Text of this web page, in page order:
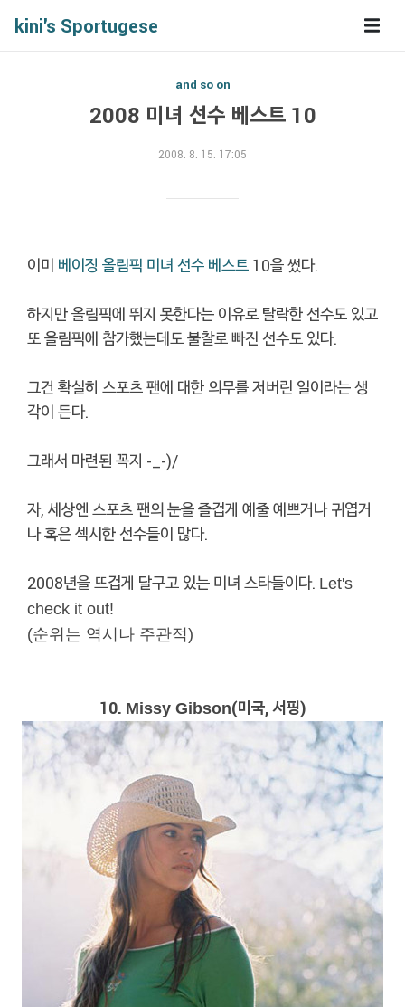
kini's Sportugese
and so on
2008 미녀 선수 베스트 10
2008. 8. 15. 17:05
이미 베이징 올림픽 미녀 선수 베스트 10을 썼다.
하지만 올림픽에 뛰지 못한다는 이유로 탈락한 선수도 있고
또 올림픽에 참가했는데도 불찰로 빠진 선수도 있다.
그건 확실히 스포츠 팬에 대한 의무를 저버린 일이라는 생
각이 든다.
그래서 마련된 꼭지 -_-)/
자, 세상엔 스포츠 팬의 눈을 즐겁게 예줄 예쁘거나 귀엽거
나 혹은 섹시한 선수들이 많다.
2008년을 뜨겁게 달구고 있는 미녀 스타들이다. Let's
check it out!
(순위는 역시나 주관적)
10. Missy Gibson(미국, 서핑)